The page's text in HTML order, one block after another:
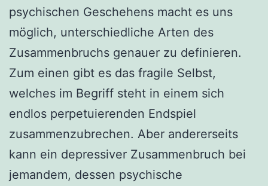
psychischen Geschehens macht es uns
möglich, unterschiedliche Arten des
Zusammenbruchs genauer zu definieren.
Zum einen gibt es das fragile Selbst,
welches im Begriff steht in einem sich
endlos perpetuierenden Endspiel
zusammenzubrechen. Aber andererseits
kann ein depressiver Zusammenbruch bei
jemandem, dessen psychische